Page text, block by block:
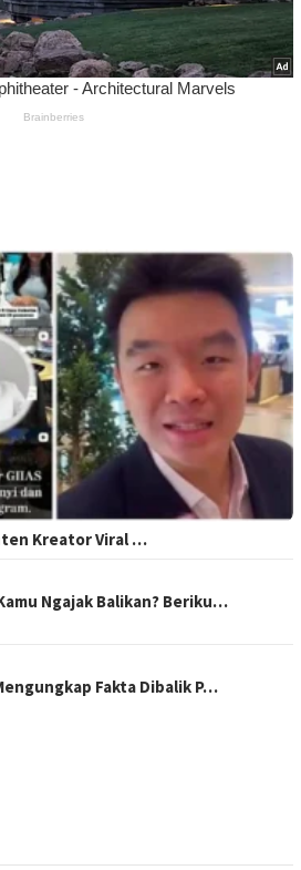
Kreator Viral …
Ngajak Balikan? Beriku…
Fakta Dibalik P…